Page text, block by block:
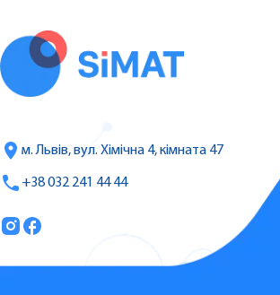
м. Львів, вул. Хімічна 4, кімната 47
+38 032 241 44 44